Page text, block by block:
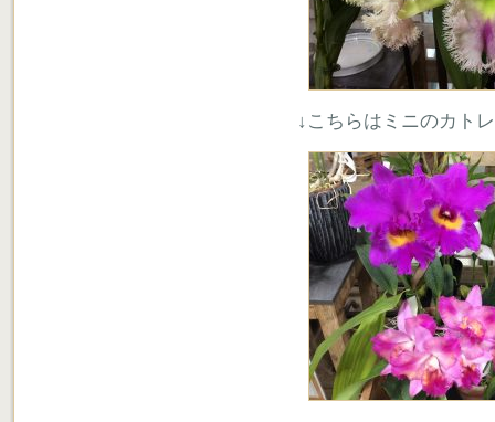
↓こちらはミニのカト